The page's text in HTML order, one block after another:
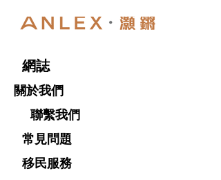
網誌
關於我們
聯繫我們
​ 常見問題
移民服務